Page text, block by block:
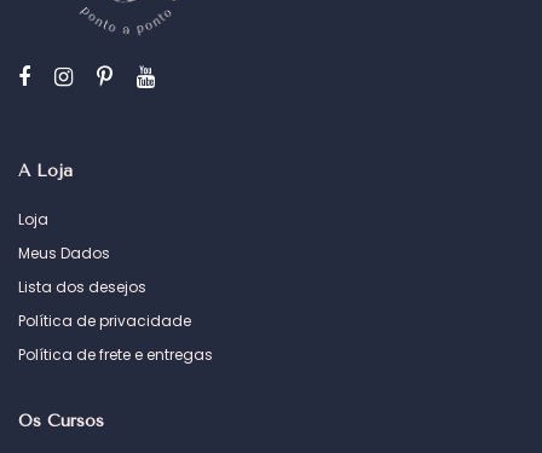
A Loja
Loja
Meus Dados
Lista dos desejos
Política de privacidade
Política de frete e entregas
Os Cursos